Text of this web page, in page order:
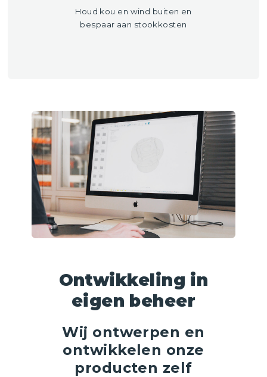
Houd kou en wind buiten en
bespaar aan stookkosten
Ontwikkeling in
eigen beheer
Wij ontwerpen en
ontwikkelen onze
producten zelf